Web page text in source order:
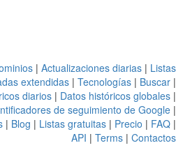
| Actualizaciones diarias | Listas
extendidas | Tecnologías | Buscar |
diarios | Datos históricos globales |
de seguimiento de Google |
| Blog | Listas gratuitas | Precio | FAQ |
API | Terms | Contactos